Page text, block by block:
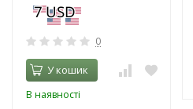
0
У кошик
В наявності